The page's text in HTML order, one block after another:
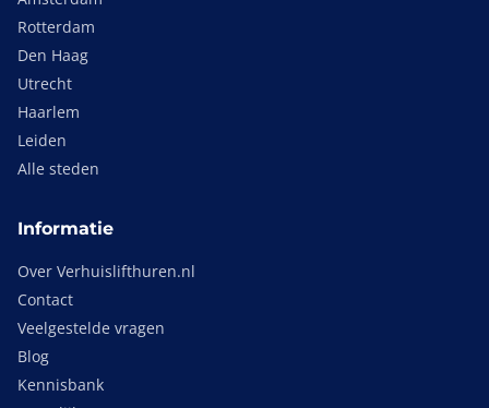
Rotterdam
Den Haag
Utrecht
Haarlem
Leiden
Alle steden
Informatie
Over Verhuislifthuren.nl
Contact
Veelgestelde vragen
Blog
Kennisbank